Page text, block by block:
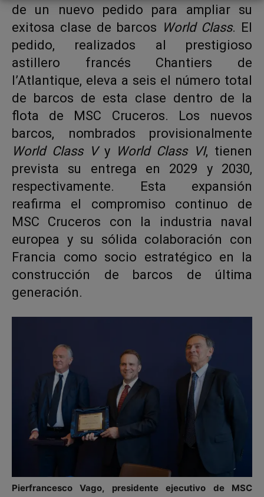
de un nuevo pedido para ampliar su
exitosa clase de barcos World Class. El
pedido, realizados al prestigioso
astillero francés Chantiers de
l’Atlantique, eleva a seis el número total
de barcos de esta clase dentro de la
flota de MSC Cruceros. Los nuevos
barcos, nombrados provisionalmente
World Class Vy World Class VI, tienen
prevista su entrega en 2029 y 2030,
respectivamente. Esta expansión
reafirma el compromiso continuo de
MSC Cruceros con la industria naval
europea y su sólida colaboración con
Francia como socio estratégico en la
construcción de barcos de última
generación.
Pierfrancesco Vago, presidente ejecutivo de MSC